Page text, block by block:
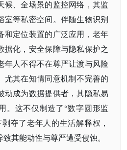
候、全场景的监控网络，其监
室等私密空间。伴随生物识别
和定位装置的广泛应用，老年
据化，安全保障与隐私保护之
年人不得不在尊严让渡与风险
尤其在知情同意机制不完善的
动成为数据提供者，其隐私易
。这不仅制造了“数字圆形监
夺了老年人的生活解释权，
其能动性与尊严遭受侵蚀。